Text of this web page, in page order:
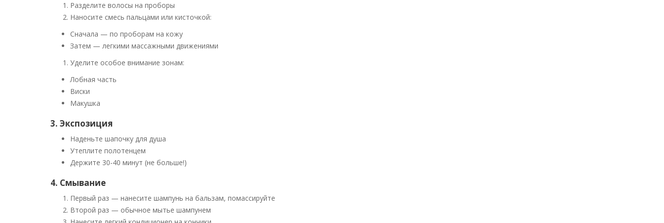
Разделите волосы на проборы
Наносите смесь пальцами или кисточкой:
Сначала — по проборам на кожу
Затем — легкими массажными движениями
Уделите особое внимание зонам:
Лобная часть
Виски
Макушка
3. Экспозиция
Наденьте шапочку для душа
Утеплите полотенцем
Держите 30-40 минут (не больше!)
4. Смывание
Первый раз — нанесите шампунь на бальзам, помассируйте
Второй раз — обычное мытье шампунем